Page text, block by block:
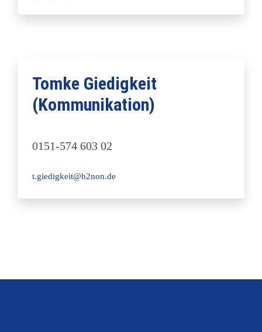
Tomke Giedigkeit
(Kommunikation)
0151-574 603 02
t.giedigkeit@h2non.de